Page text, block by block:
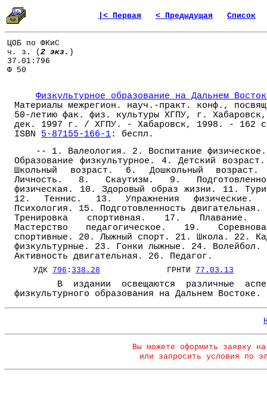
|< Первая < Предыдущая Список
ЦОБ по ФКиС
ч. з. ( 2 экз. )
37.01:796
Ф 50
Физкультурное образование на Дальнем
Материалы межрегион. науч.-практ. конф.,
50-летию фак. физ. культуры ХГПУ, г.
дек. 1997 г. / ХГПУ. - Хабаровск, 1998. - 162
ISBN 5-87155-166-1: беспл.
-- 1. Валеология. 2. Воспитание
Образование физкультурное. 4. Детский
Школьный возраст. 6. Дошкольный
Личность. 8. Скаутизм. 9.
физическая. 10. Здоровый образ жизни. 11.
12. Теннис. 13. Упражнения физические.
Психология. 15. Подготовленность двигательная.
Тренировка спортивная. 17. Плавание.
Мастерство педагогическое. 19.
спортивные. 20. Лыжный спорт. 21. Школа. 22.
физкультурные. 23. Гонки лыжные. 24. Волейбол.
Активность двигательная. 26. Педагог.
УДК 796 : 338.28 ГРНТИ 77.03.13
В издании освещаются различные
физкультурного образования на Дальнем Востоке.
Вы можете оформить заявку
или запросить условия по